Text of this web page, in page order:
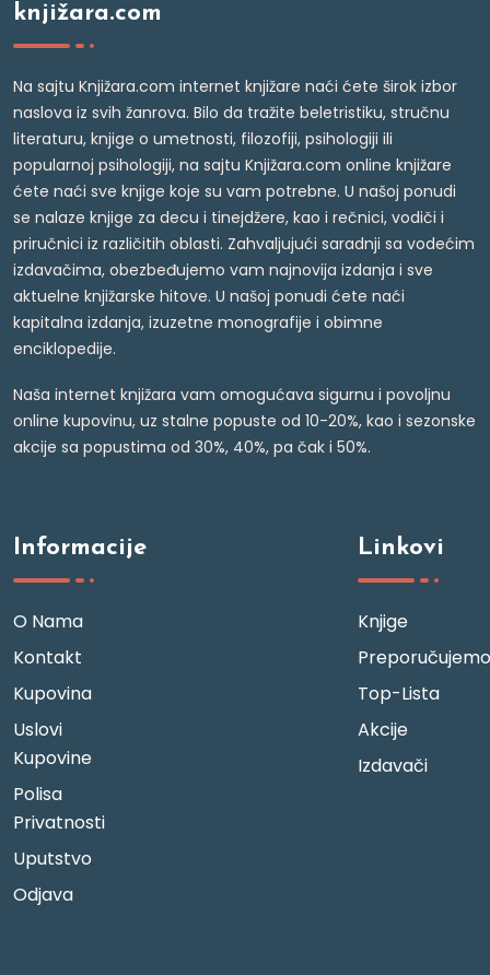
knjižara.com
Na sajtu Knjižara.com internet knjižare naći ćete širok izbor
naslova iz svih žanrova. Bilo da tražite beletristiku, stručnu
literaturu, knjige o umetnosti, filozofiji, psihologiji ili
popularnoj psihologiji, na sajtu Knjižara.com online knjižare
ćete naći sve knjige koje su vam potrebne. U našoj ponudi
se nalaze knjige za decu i tinejdžere, kao i rečnici, vodiči i
priručnici iz različitih oblasti. Zahvaljujući saradnji sa vodećim
izdavačima, obezbeđujemo vam najnovija izdanja i sve
aktuelne knjižarske hitove. U našoj ponudi ćete naći
kapitalna izdanja, izuzetne monografije i obimne
enciklopedije.
Naša internet knjižara vam omogućava sigurnu i povoljnu
online kupovinu, uz stalne popuste od 10-20%, kao i sezonske
akcije sa popustima od 30%, 40%, pa čak i 50%.
Informacije
O Nama
Kontakt
Kupovina
Uslovi
Kupovine
Polisa
Privatnosti
Uputstvo
Odjava
Linkovi
Knjige
Preporučujemo
Top-Lista
Akcije
Izdavači